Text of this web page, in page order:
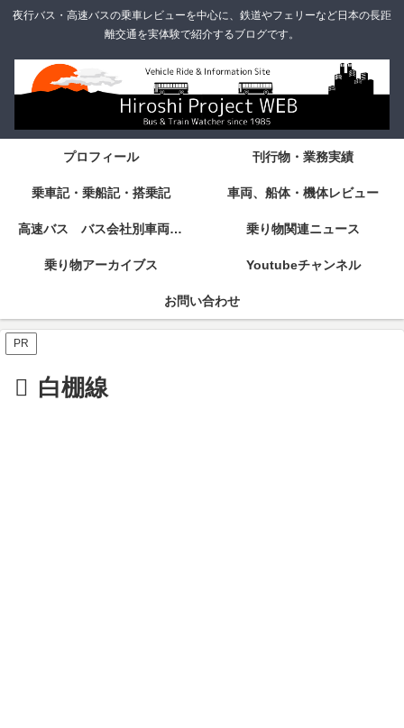
夜行バス・高速バスの乗車レビューを中心に、鉄道やフェリーなど日本の長距
離交通を実体験で紹介するブログです。
プロフィール 刊行物・業務実績
乗車記・乗船記・搭乗記 車両、船体・機体レビュー
高速バス バス会社別車両・設備・シート紹介 乗り物関連ニュース
乗り物アーカイブス Youtubeチャンネル
お問い合わせ
PR
白棚線